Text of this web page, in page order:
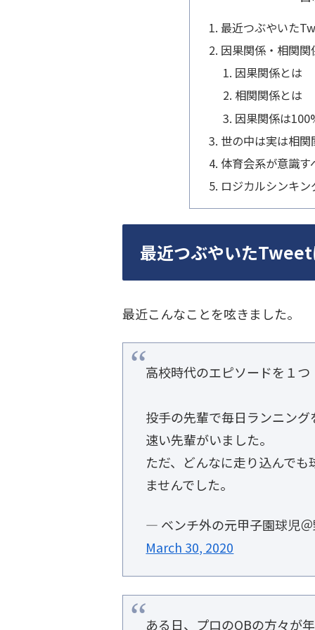
最近つぶやいた
因果関係・相関
因果関係とは
相関関係とは
因果関係は
世の中は実は相
体育会系が意識
ロジカルシンキ
最近つぶやいた
最近こんなことを呟きました。
高校時代のエピソードを１つ
投手の先輩で毎日ランニン
速い先輩がいました。
ただ、どんなに走り込んで
ませんでした。
— ベンチ外の元甲子園球児
March 30, 2020
ある日、プロのOBの方々が